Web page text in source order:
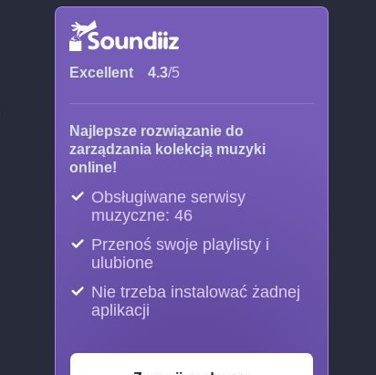
Excellent 4.3/5
Najlepsze rozwiązanie do
zarządzania kolekcją muzyki
online!
Obsługiwane serwisy
muzyczne: 46
Przenoś swoje playlisty i
ulubione
Nie trzeba instalować żadnej
aplikacji